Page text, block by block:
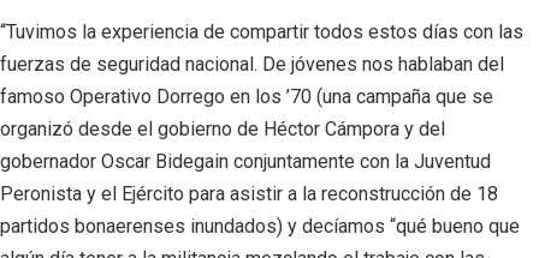
“Tuvimos la experiencia de compartir todos estos días con las
fuerzas de seguridad nacional. De jóvenes nos hablaban del
famoso Operativo Dorrego en los ’70 (una campaña que se
organizó desde el gobierno de Héctor Cámpora y del
gobernador Oscar Bidegain conjuntamente con la Juventud
Peronista y el Ejército para asistir a la reconstrucción de 18
partidos bonaerenses inundados) y decíamos “qué bueno que